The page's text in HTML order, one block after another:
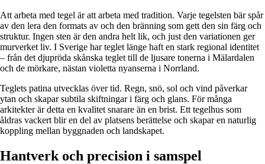
Att arbeta med tegel är att arbeta med tradition. Varje tegelsten bär spår
av den lera den formats av och den bränning som gett den sin färg och
struktur. Ingen sten är den andra helt lik, och just den variationen ger
murverket liv. I Sverige har teglet länge haft en stark regional identitet
– från det djupröda skånska teglet till de ljusare tonerna i Mälardalen
och de mörkare, nästan violetta nyanserna i Norrland.
Teglets patina utvecklas över tid. Regn, snö, sol och vind påverkar
ytan och skapar subtila skiftningar i färg och glans. För många
arkitekter är detta en kvalitet snarare än en brist. Ett tegelhus som
åldras vackert blir en del av platsens berättelse och skapar en naturlig
koppling mellan byggnaden och landskapet.
Hantverk och precision i samspel